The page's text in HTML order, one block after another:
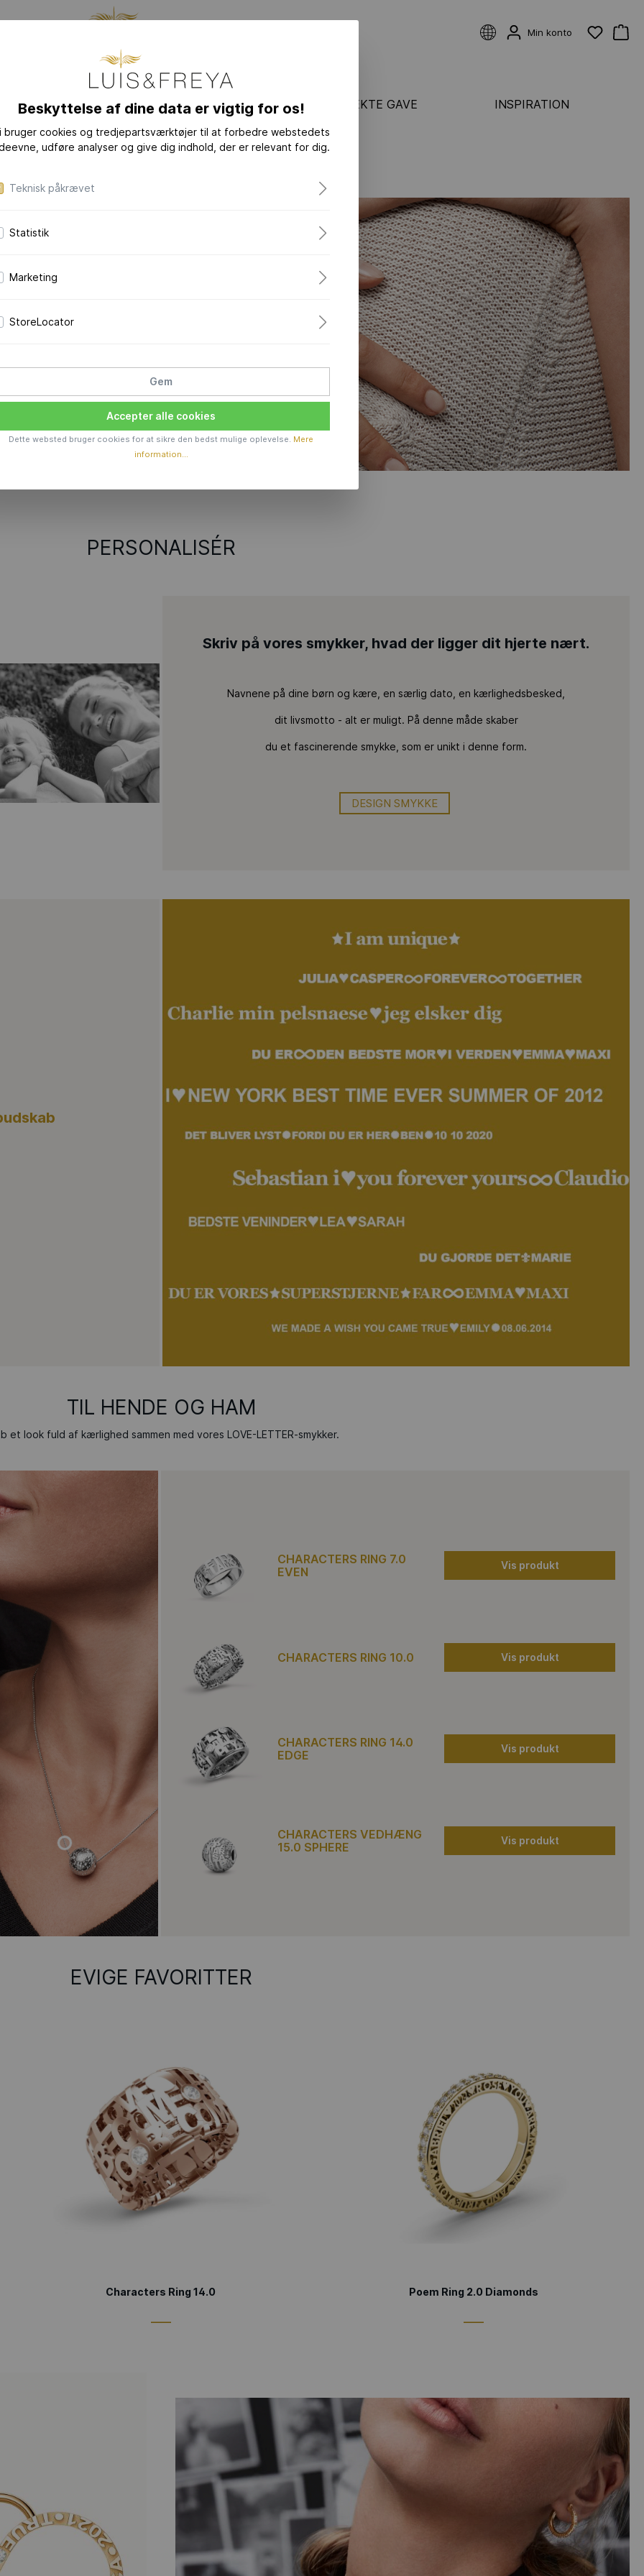
Min konto
SMYKKER DEN PERFEKTE GAVE INSPIRATION
KOLLEKTIONER
LOVE-LETTER MASTER
DAZZLING-DIAMONDS FLEX
DAZZLING-COLORS FLEX
CERAMIC-PEARLS-
Armbånd
Vedhæng & halskæder
form er
PERSONALISÉR
Skriv på vores smykker, hvad der ligger dit hjerte nært.
Navnene på dine børn og kære, en særlig dato, en kærlighedsbesked,
dit livsmotto - alt er muligt. På denne måde skaber
du et fascinerende smykke, som er unikt i denne form.
DESIGN SMYKKE
TIL HENDE OG HAM
et look fuld af kærlighed sammen med vores LOVE-LETTER-smykker.
CHARACTERS RING 7.0
EVEN
Vis produkt
CHARACTERS RING 10.0 Vis produkt
CHARACTERS RING 14.0
EDGE
Vis produkt
CHARACTERS VEDHÆNG
15.0 SPHERE
Vis produkt
EVIGE FAVORITTER
Characters Ring 14.0 Poem Ring 2.0 Diamonds
Beskyttelse af dine data er vigtig for os!
bruger cookies og tredjepartsværktøjer til at forbedre webstedets
udføre analyser og give dig indhold, der er relevant for dig.
Teknisk påkrævet
Statistik
Marketing
StoreLocator
Gem
Accepter alle cookies
Dette websted bruger cookies for at sikre den bedst mulige oplevelse. Mere
information...